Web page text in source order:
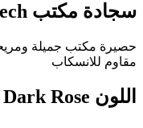
سجادة مكتب Logitech - سلسلة Studio
حصيرة مكتب جميلة
مقاوم للانسكاب
اللون Dark Rose